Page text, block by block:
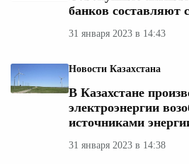
банков составляют
31 января 2023 в 14:43
Новости Казахстана
В Казахстане
электроэнергии
источниками
31 января 2023 в 14:38